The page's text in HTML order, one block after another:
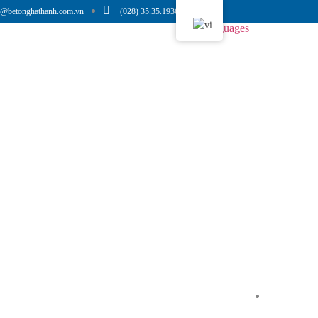
(028) 35.35.1936
Languages